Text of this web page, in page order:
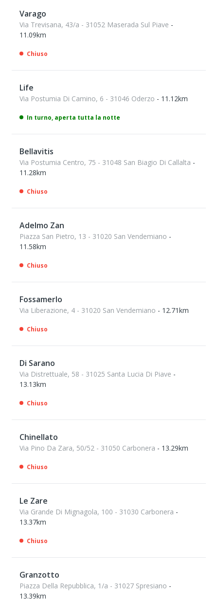
Varago
Via Trevisana, 43/a - 31052 Maserada Sul Piave -
11.09km
Chiuso
Life
Via Postumia Di Camino, 6 - 31046 Oderzo - 11.12km
In turno, aperta tutta la notte
Bellavitis
Via Postumia Centro, 75 - 31048 San Biagio Di Callalta -
11.28km
Chiuso
Adelmo Zan
Piazza San Pietro, 13 - 31020 San Vendemiano -
11.58km
Chiuso
Fossamerlo
Via Liberazione, 4 - 31020 San Vendemiano - 12.71km
Chiuso
Di Sarano
Via Distrettuale, 58 - 31025 Santa Lucia Di Piave -
13.13km
Chiuso
Chinellato
Via Pino Da Zara, 50/52 - 31050 Carbonera - 13.29km
Chiuso
Le Zare
Via Grande Di Mignagola, 100 - 31030 Carbonera -
13.37km
Chiuso
Granzotto
Piazza Della Repubblica, 1/a - 31027 Spresiano -
13.39km